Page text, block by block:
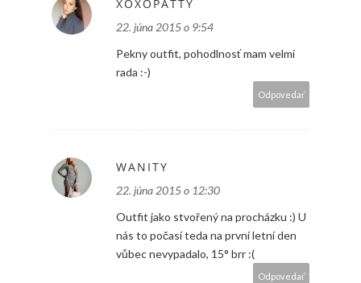
XOXOPATTY
22. júna 2015 o 9:54
Pekny outfit, pohodlnosť mam velmi
rada :-)
Odpovedať
WANITY
22. júna 2015 o 12:30
Outfit jako stvořený na procházku :) U
nás to počasí teda na první letní den
vůbec nevypadalo, 15° brr :(
Odpovedať